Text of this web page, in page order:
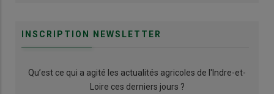
INSCRIPTION NEWSLETTER
Qu’est ce qui a agité les actualités agricoles de l'Indre-et-
Loire ces derniers jours ?